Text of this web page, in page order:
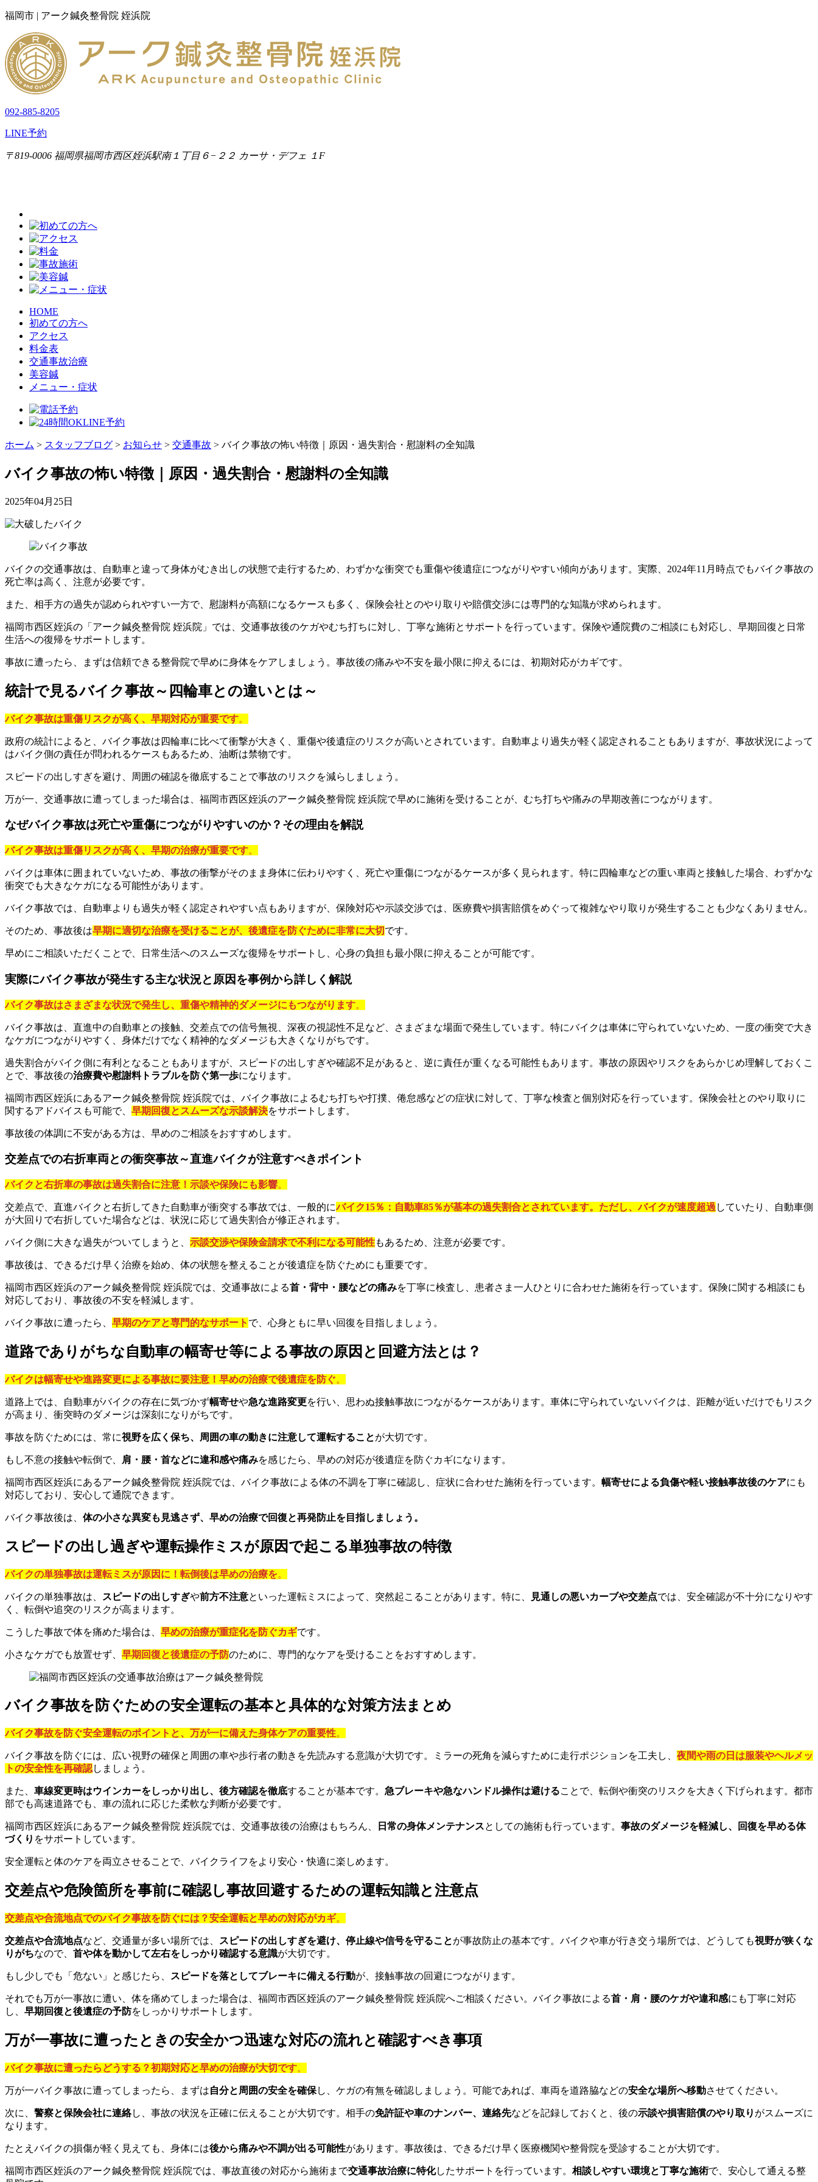
福岡市 | アーク鍼灸整骨院 姪浜院
092-885-8205
LINE予約
〒819-0006 福岡県福岡市西区姪浜駅南１丁目６−２２ カーサ・デフェ １F
HOME
初めての方へ
アクセス
料金表
交通事故治療
美容鍼
メニュー・症状
ホーム > スタッフブログ > お知らせ > 交通事故 > バイク事故の怖い特徴｜原因・過失割合・慰謝料の全知識
バイク事故の怖い特徴｜原因・過失割合・慰謝料の全知識
2025年04月25日
バイクの交通事故は、自動車と違って身体がむき出しの状態で走行するため、わずかな衝突でも重傷や後遺症につながりやすい傾向があります。実際、2024年11月時点でもバイク事故の
死亡率は高く、注意が必要です。
また、相手方の過失が認められやすい一方で、慰謝料が高額になるケースも多く、保険会社とのやり取りや賠償交渉には専門的な知識が求められます。
福岡市西区姪浜の「アーク鍼灸整骨院 姪浜院」では、交通事故後のケガやむち打ちに対し、丁寧な施術とサポートを行っています。保険や通院費のご相談にも対応し、早期回復と日常
生活への復帰をサポートします。
事故に遭ったら、まずは信頼できる整骨院で早めに身体をケアしましょう。事故後の痛みや不安を最小限に抑えるには、初期対応がカギです。
統計で見るバイク事故～四輪車との違いとは～
バイク事故は重傷リスクが高く、早期対応が重要です。
政府の統計によると、バイク事故は四輪車に比べて衝撃が大きく、重傷や後遺症のリスクが高いとされています。自動車より過失が軽く認定されることもありますが、事故状況によって
はバイク側の責任が問われるケースもあるため、油断は禁物です。
スピードの出しすぎを避け、周囲の確認を徹底することで事故のリスクを減らしましょう。
万が一、交通事故に遭ってしまった場合は、福岡市西区姪浜のアーク鍼灸整骨院 姪浜院で早めに施術を受けることが、むち打ちや痛みの早期改善につながります。
なぜバイク事故は死亡や重傷につながりやすいのか？その理由を解説
バイク事故は重傷リスクが高く、早期の治療が重要です。
バイクは車体に囲まれていないため、事故の衝撃がそのまま身体に伝わりやすく、死亡や重傷につながるケースが多く見られます。特に四輪車などの重い車両と接触した場合、わずかな
衝突でも大きなケガになる可能性があります。
バイク事故では、自動車よりも過失が軽く認定されやすい点もありますが、保険対応や示談交渉では、医療費や損害賠償をめぐって複雑なやり取りが発生することも少なくありません。
そのため、事故後は早期に適切な治療を受けることが、後遺症を防ぐために非常に大切 です。
早めにご相談いただくことで、日常生活へのスムーズな復帰をサポートし、心身の負担も最小限に抑えることが可能です。
実際にバイク事故が発生する主な状況と原因を事例から詳しく解説
バイク事故はさまざまな状況で発生し、重傷や精神的ダメージにもつながります。
バイク事故は、直進中の自動車との接触、交差点での信号無視、深夜の視認性不足など、さまざまな場面で発生しています。特にバイクは車体に守られていないため、一度の衝突で大き
なケガにつながりやすく、身体だけでなく精神的なダメージも大きくなりがちです。
過失割合がバイク側に有利となることもありますが、スピードの出しすぎや確認不足があると、逆に責任が重くなる可能性もあります。事故の原因やリスクをあらかじめ理解しておくこ
とで、事故後の治療費や慰謝料トラブルを防ぐ第一歩になります。
福岡市西区姪浜にあるアーク鍼灸整骨院 姪浜院では、バイク事故によるむち打ちや打撲、倦怠感などの症状に対して、丁寧な検査と個別対応を行っています。保険会社とのやり取りに
関するアドバイスも可能で、 早期回復とスムーズな示談解決をサポートします。
事故後の体調に不安がある方は、早めのご相談をおすすめします。
交差点での右折車両との衝突事故～直進バイクが注意すべきポイント
バイクと右折車の事故は過失割合に注意！示談や保険にも影響。
交差点で、直進バイクと右折してきた自動車が衝突する事故では、一般的にバイク15％：自動車85％が基本の過失割合とされています。ただし、バイクが速度超過 していたり、自動車側
が大回りで右折していた場合などは、状況に応じて過失割合が修正されます。
バイク側に大きな過失がついてしまうと、 示談交渉や保険金請求で不利になる可能性もあるため、注意が必要です。
事故後は、できるだけ早く治療を始め、体の状態を整えることが後遺症を防ぐためにも重要です。
福岡市西区姪浜のアーク鍼灸整骨院 姪浜院では、交通事故による首・背中・腰などの痛みを丁寧に検査し、患者さま一人ひとりに合わせた施術を行っています。保険に関する相談にも
対応しており、事故後の不安を軽減します。
バイク事故に遭ったら、 早期のケアと専門的なサポート で、心身ともに早い回復を目指しましょう。
道路でありがちな自動車の幅寄せ等による事故の原因と回避方法とは？
バイクは幅寄せや進路変更による事故に要注意！早めの治療で後遺症を防ぐ。
道路上では、自動車がバイクの存在に気づかず幅寄せや急な進路変更を行い、思わぬ接触事故につながるケースがあります。車体に守られていないバイクは、距離が近いだけでもリスク
が高まり、衝突時のダメージは深刻になりがちです。
事故を防ぐためには、常に視野を広く保ち、周囲の車の動きに注意して運転することが大切です。
もし不意の接触や転倒で、 肩・腰・首などに違和感や痛みを感じたら、早めの対応が後遺症を防ぐカギになります。
福岡市西区姪浜にあるアーク鍼灸整骨院 姪浜院では、バイク事故による体の不調を丁寧に確認し、症状に合わせた施術を行っています。 幅寄せによる負傷や軽い接触事故後のケアにも
対応しており、安心して通院できます。
バイク事故後は、 体の小さな異変も見逃さず、早めの治療で回復と再発防止を目指しましょう。
スピードの出し過ぎや運転操作ミスが原因で起こる単独事故の特徴
バイクの単独事故は運転ミスが原因に！転倒後は早めの治療を。
バイクの単独事故は、 スピードの出しすぎや前方不注意といった運転ミスによって、突然起こることがあります。特に、 見通しの悪いカーブや交差点では、安全確認が不十分になりやす
く、転倒や追突のリスクが高まります。
こうした事故で体を痛めた場合は、 早めの治療が重症化を防ぐカギです。
小さなケガでも放置せず、 早期回復と後遺症の予防のために、専門的なケアを受けることをおすすめします。
バイク事故を防ぐための安全運転の基本と具体的な対策方法まとめ
バイク事故を防ぐ安全運転のポイントと、万が一に備えた身体ケアの重要性。
バイク事故を防ぐには、広い視野の確保と周囲の車や歩行者の動きを先読みする意識が大切です。ミラーの死角を減らすために走行ポジションを工夫し、 夜間や雨の日は服装やヘルメッ
トの安全性を再確認しましょう。
また、 車線変更時はウインカーをしっかり出し、後方確認を徹底することが基本です。 急ブレーキや急なハンドル操作は避けることで、転倒や衝突のリスクを大きく下げられます。都市
部でも高速道路でも、車の流れに応じた柔軟な判断が必要です。
福岡市西区姪浜にあるアーク鍼灸整骨院 姪浜院では、交通事故後の治療はもちろん、 日常の身体メンテナンスとしての施術も行っています。 事故のダメージを軽減し、回復を早める体
づくり をサポートしています。
安全運転と体のケアを両立させることで、バイクライフをより安心・快適に楽しめます。
交差点や危険箇所を事前に確認し事故回避するための運転知識と注意点
交差点や合流地点でのバイク事故を防ぐには？安全運転と早めの対応がカギ。
交差点や合流地点など、交通量が多い場所では、 スピードの出しすぎを避け、停止線や信号を守ることが事故防止の基本です。バイクや車が行き交う場所では、どうしても視野が狭くな
りがちなので、 首や体を動かして左右をしっかり確認する意識が大切です。
もし少しでも「危ない」と感じたら、 スピードを落としてブレーキに備える行動が、接触事故の回避につながります。
それでも万が一事故に遭い、体を痛めてしまった場合は、福岡市西区姪浜のアーク鍼灸整骨院 姪浜院へご相談ください。バイク事故による首・肩・腰のケガや違和感にも丁寧に対応
し、 早期回復と後遺症の予防をしっかりサポートします。
万が一事故に遭ったときの安全かつ迅速な対応の流れと確認すべき事項
バイク事故に遭ったらどうする？初期対応と早めの治療が大切です。
万が一バイク事故に遭ってしまったら、まずは自分と周囲の安全を確保し、ケガの有無を確認しましょう。可能であれば、車両を道路脇などの安全な場所へ移動させてください。
次に、 警察と保険会社に連絡し、事故の状況を正確に伝えることが大切です。相手の免許証や車のナンバー、連絡先などを記録しておくと、後の示談や損害賠償のやり取り がスムーズに
なります。
たとえバイクの損傷が軽く見えても、身体には後から痛みや不調が出る可能性があります。事故後は、できるだけ早く医療機関や整骨院を受診することが大切です。
福岡市西区姪浜のアーク鍼灸整骨院 姪浜院では、事故直後の対応から施術まで交通事故治療に特化したサポートを行っています。 相談しやすい環境と丁寧な施術で、安心して通える整